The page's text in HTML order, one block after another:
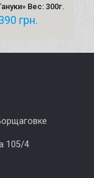
Вес: 300г.
грн.
105/4